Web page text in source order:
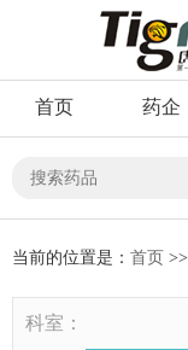
首页 药企
当前的位置是： 首页 >>
科室：